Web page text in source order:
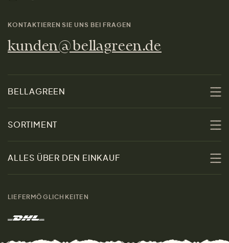
KONTAKTIEREN SIE UNS BEI FRAGEN
kunden@bellagreen.de
BELLAGREEN
Über uns
Nachhaltigkeit
Kontakt
Marken
SORTIMENT
Sale
Damen
Herren
ALLES ÜBER DEN EINKAUF
LIEFERMÖGLICHKEITEN